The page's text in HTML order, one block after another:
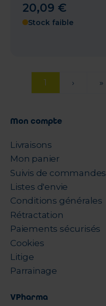
20,09 €
Stock faible
1 › »
Mon compte
Livraisons
Mon panier
Suivis de commandes
Listes d'envie
Conditions générales
Rétractation
Paiements sécurisés
Cookies
Litige
Parrainage
VPharma